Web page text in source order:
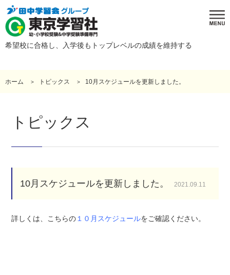
希望校に合格し、入学後もトップレベルの成績を維持する
ホーム トピックス 10月スケジュールを更新しました。
トピックス
10月スケジュールを更新しました。 2021.09.11
詳しくは、こちらの１０月スケジュールをご確認ください。